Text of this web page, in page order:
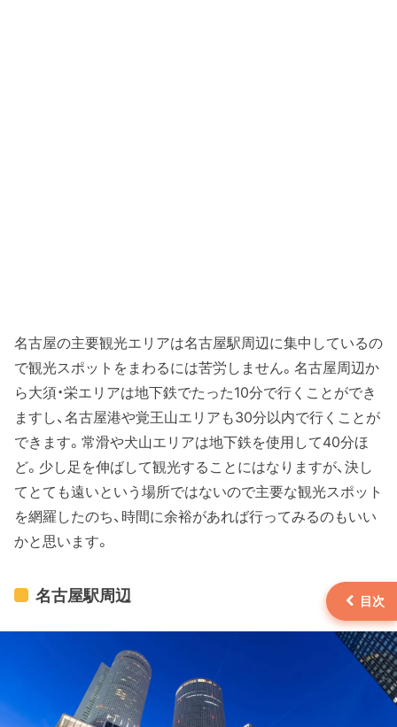
名古屋の主要観光エリアは名古屋駅周辺に集中しているの
で観光スポットをまわるには苦労しません。名古屋周辺か
ら大須・栄エリアは地下鉄でたった10分で行くことができ
ますし、名古屋港や覚王山エリアも30分以内で行くことが
できます。常滑や犬山エリアは地下鉄を使用して40分ほ
ど。少し足を伸ばして観光することにはなりますが、決し
てとても遠いという場所ではないので主要な観光スポット
を網羅したのち、時間に余裕があれば行ってみるのもいい
かと思います。
名古屋駅周辺